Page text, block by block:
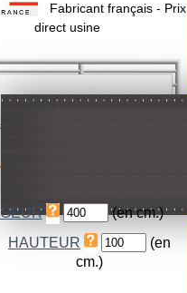
Fabricant français - Prix
direct usine
(en cm.)
HAUTEUR
(en
cm.)